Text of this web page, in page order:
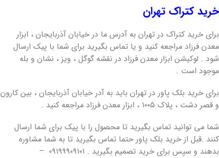
خرید کتراک تهران
برای خرید کتراک در تهران به آدرس ما در خیابان آذربایجان ، ابزار
معدن فرزاد مراجعه کنید و یا تماس بگیرید برای شما با پیک ارسال
شود . لوکیشن ابزار معدن فرزاد در نقشه گوگل ، ویز ، نشان و بله
موجود است .
برای خرید بلک پاور در تهران باید به آدر خیابان آذربایجان ، بین کارون
و قصر دشت ، پلاک ۱۰۰۵ ، ابزار معدن فرزاد مراجعه کنید .
شما می توانید تماس بگیرید تا محصول را با پیک برای شما ارسال
کنند .قبل از خرید بلک پاور حتما تماس بگیرید تا به شما مشاوره
بدهند و سپس برای خرید تصمیم بگیرید . ۰۹۱۹۹۹۰۹۱۰۱ –